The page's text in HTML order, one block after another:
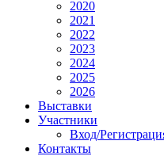
2020
2021
2022
2023
2024
2025
2026
Выставки
Участники
Вход/
Контакты